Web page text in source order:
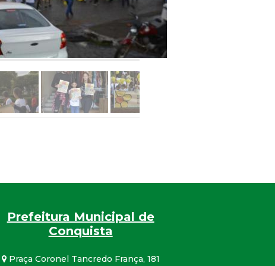
Prefeitura Municipal de
Conquista
Praça Coronel Tancredo França, 181